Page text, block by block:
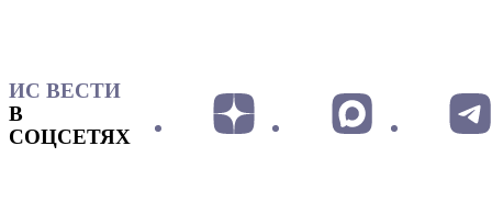
ИС ВЕСТИ
В
СОЦСЕТЯХ